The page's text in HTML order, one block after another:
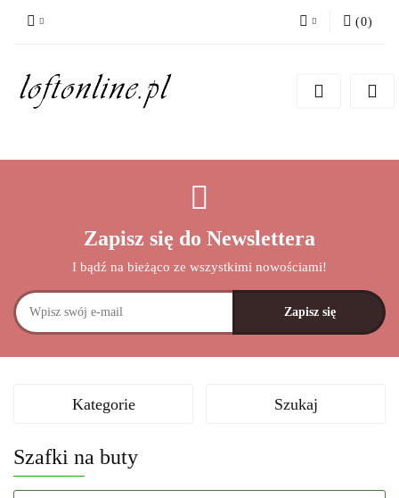
Zarejestruj się
(0)
Zapisz się do Newslettera
I bądź na bieżąco ze wszystkimi nowościami!
Kategorie Szukaj
Szafki na buty